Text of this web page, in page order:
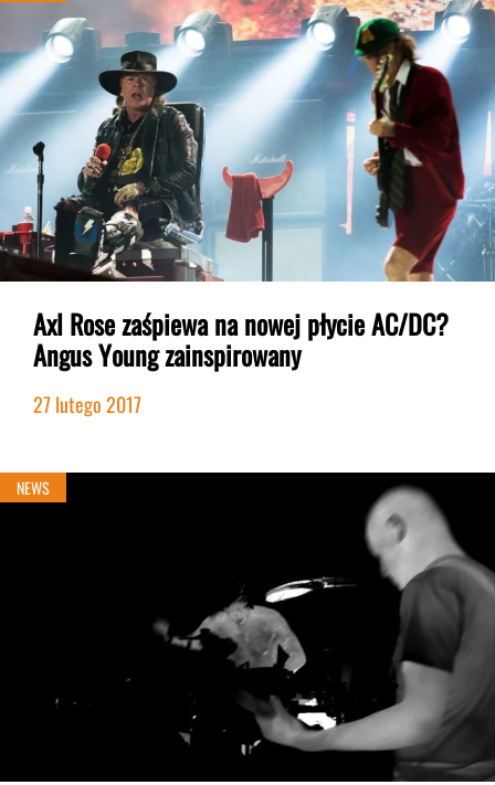
Axl Rose zaśpiewa na nowej płycie AC/DC?
Angus Young zainspirowany
27 lutego 2017
NEWS